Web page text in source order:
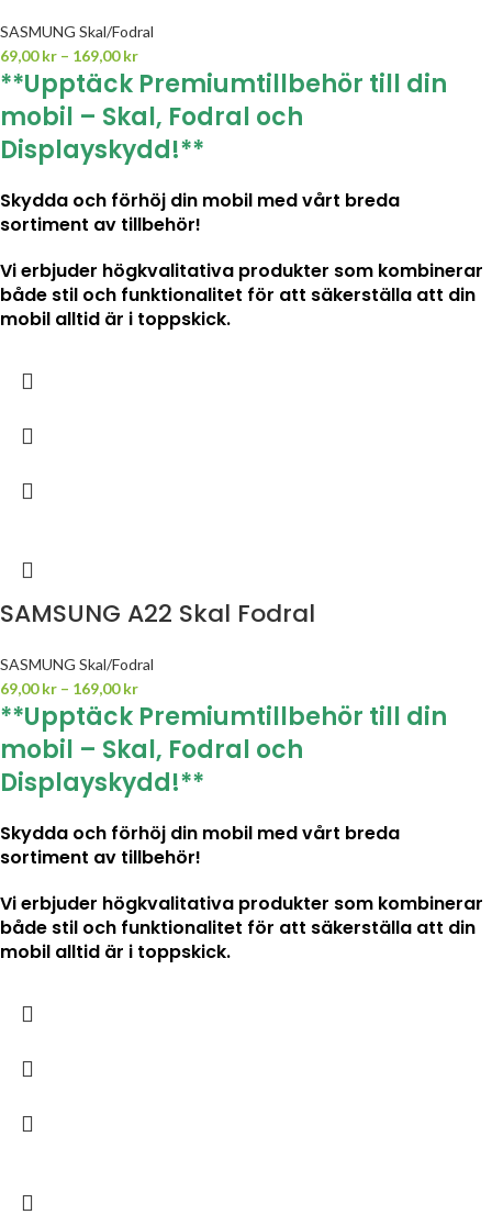
SASMUNG Skal/Fodral
69,00kr – 169,00kr
**Upptäck Premiumtillbehör till din
mobil – Skal, Fodral och
Displayskydd!**
Skydda och förhöj din mobil med vårt breda
sortiment av tillbehör!
Vi erbjuder högkvalitativa produkter som kombinerar
både stil och funktionalitet för att säkerställa att din
mobil alltid är i toppskick.
SAMSUNG A22 Skal Fodral
SASMUNG Skal/Fodral
69,00kr – 169,00kr
**Upptäck Premiumtillbehör till din
mobil – Skal, Fodral och
Displayskydd!**
Skydda och förhöj din mobil med vårt breda
sortiment av tillbehör!
Vi erbjuder högkvalitativa produkter som kombinerar
både stil och funktionalitet för att säkerställa att din
mobil alltid är i toppskick.